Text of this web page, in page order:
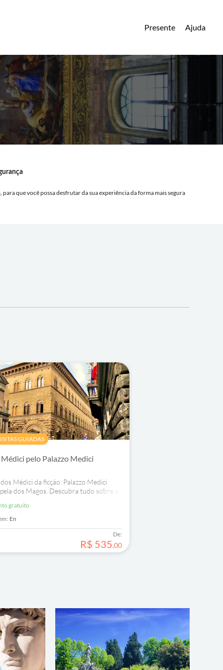
Presente Ajuda
para que você possa desfrutar da sua experiência da forma mais segura
GUIADAS
pelo Palazzo Medici
Médici da ficção: Palazzo Medici
dos Magos. Descubra tudo sobre as
da série.
gratuito
En
De:
R$ 535,00